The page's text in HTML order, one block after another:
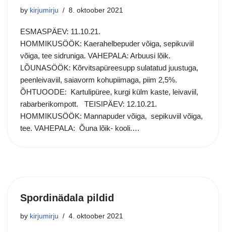
by kirjumirju 8. oktoober 2021
ESMASPÄEV: 11.10.21.
HOMMIKUSÖÖK: Kaerahelbepuder võiga, sepikuviil
võiga, tee sidruniga. VAHEPALA: Arbuusi lõik.
LÕUNASÖÖK: Kõrvitsapüreesupp sulatatud juustuga,
peenleivaviil, saiavorm kohupiimaga, piim 2,5%.
ÕHTUOODE: Kartulipüree, kurgi külm kaste, leivaviil,
rabarberikompott. TEISIPÄEV: 12.10.21.
HOMMIKUSÖÖK: Mannapuder võiga, sepikuviil võiga,
tee. VAHEPALA: Õuna lõik- kooli.…
Spordinädala pildid
by kirjumirju 4. oktoober 2021